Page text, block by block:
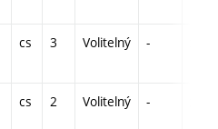
cs 3 Volitelný -
cs 2 Volitelný -